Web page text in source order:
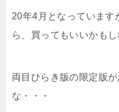
20年4月となっています
ら、買ってもいいかも
両目ひらき版の限定版
な・・・